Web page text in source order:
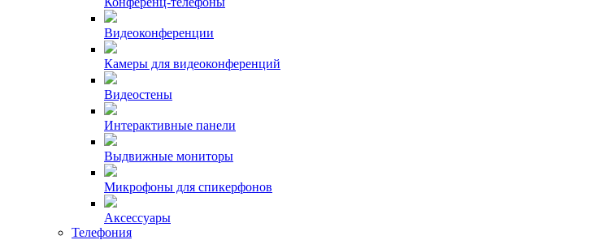
Видеоконференции
Камеры для видеоконференций
Видеостены
Интерактивные панели
Выдвижные мониторы
Микрофоны для спикерфонов
Аксессуары
Телефония